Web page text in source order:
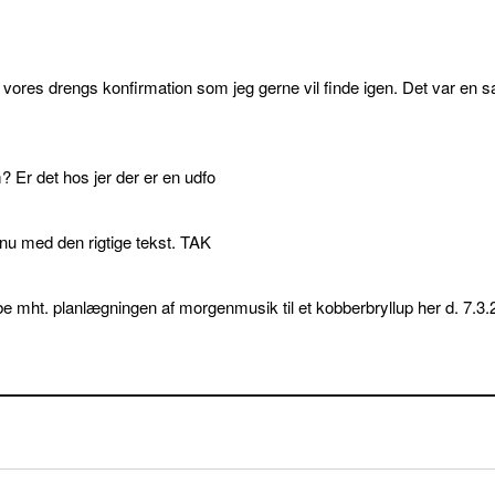
drengs konfirmation som jeg gerne vil finde igen. Det var en
Er det hos jer der er en udfo
med den rigtige tekst. TAK
mht. planlægningen af morgenmusik til et kobberbryllup her d.